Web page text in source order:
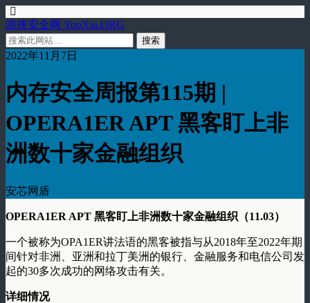
游侠安全网 YouXia.ORG
2022年11月7日
内存安全周报第115期 |
OPERA1ER APT 黑客盯上非
洲数十家金融组织
安芯网盾
OPERA1ER APT 黑客盯上非洲数十家金融组织（11.03）
一个被称为OPA1ER讲法语的黑客被指与从2018年至2022年期
间针对非洲、亚洲和拉丁美洲的银行、金融服务和电信公司发
起的30多次成功的网络攻击有关。
详细情况